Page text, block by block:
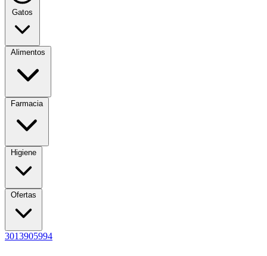
Gatos
Alimentos
Farmacia
Higiene
Ofertas
3013905994